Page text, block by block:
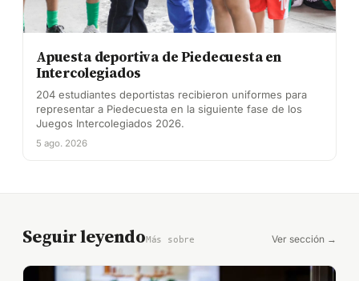
Apuesta deportiva de Piedecuesta en
Intercolegiados
204 estudiantes deportistas recibieron uniformes para
representar a Piedecuesta en la siguiente fase de los
Juegos Intercolegiados 2026.
5 ago. 2026
Seguir leyendoMás sobre Ver sección →